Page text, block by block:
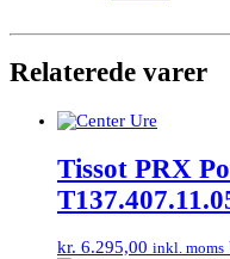
Relaterede varer
Tissot PRX
kr. 6.295,00 inkl. moms